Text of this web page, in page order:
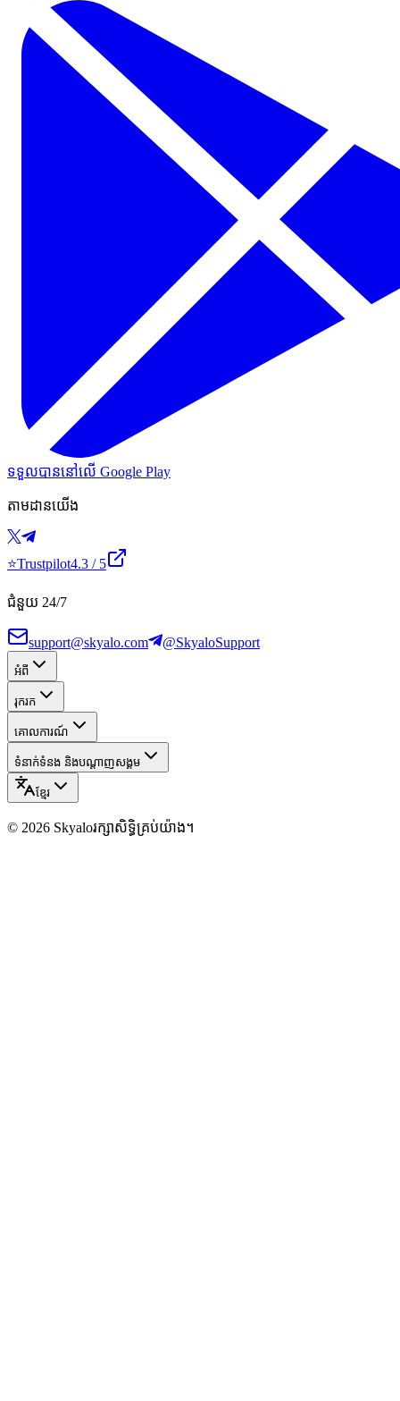
ទទួលបាននៅលើ Google Play
តាមដានយើង
⭐Trustpilot4.3 / 5
ជំនួយ 24/7
support@skyalo.com @SkyaloSupport
អំពី
រុករក
គោលការណ៍
ទំនាក់ទំនង និងបណ្ដាញសង្គម
ខ្មែរ
© 2026 Skyaloរក្សាសិទ្ធិគ្រប់យ៉ាង។